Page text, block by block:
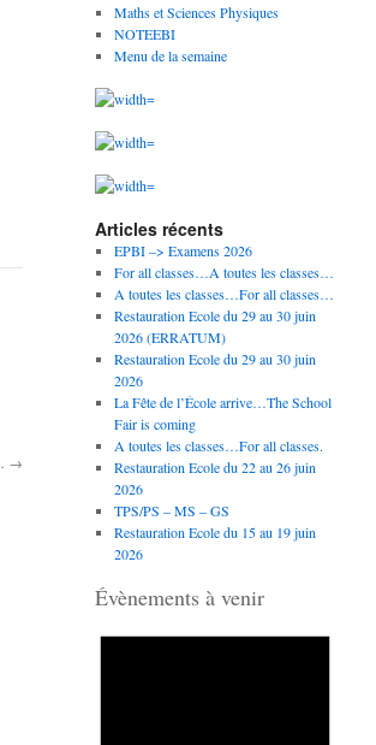
→
Maths et Sciences Physiques
NOTEEBI
Menu de la semaine
Articles récents
EPBI –> Examens 2026
For all classes…A toutes les classes…
A toutes les classes…For all classes…
Restauration Ecole du 29 au 30 juin
2026 (ERRATUM)
Restauration Ecole du 29 au 30 juin
2026
La Fête de l’École arrive…The School
Fair is coming
A toutes les classes…For all classes.
Restauration Ecole du 22 au 26 juin
2026
TPS/PS – MS – GS
Restauration Ecole du 15 au 19 juin
2026
Évènements à venir